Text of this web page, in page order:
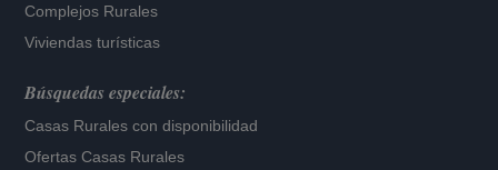
Complejos Rurales
Viviendas turísticas
Búsquedas especiales:
Casas Rurales con disponibilidad
Ofertas Casas Rurales